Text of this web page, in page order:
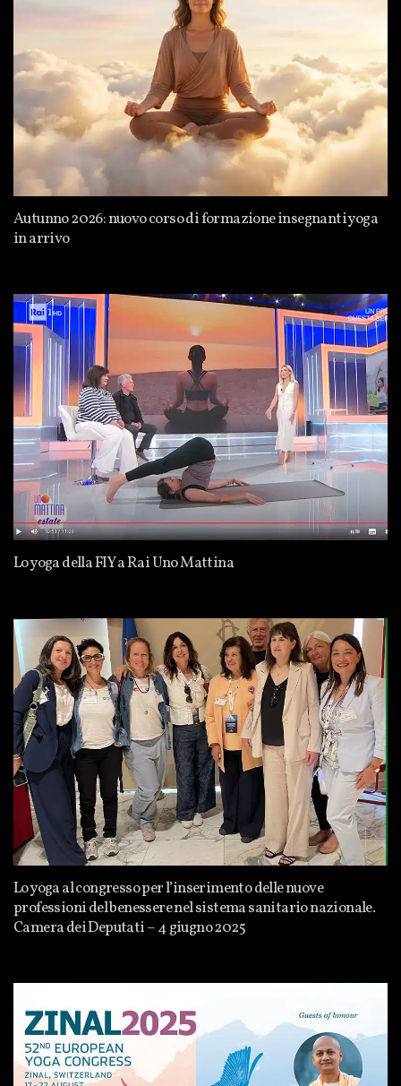
Autunno 2026: nuovo corso di formazione insegnanti yoga
in arrivo
Lo yoga della FIY a Rai Uno Mattina
Lo yoga al congresso per l’inserimento delle nuove
professioni del benessere nel sistema sanitario nazionale.
Camera dei Deputati – 4 giugno 2025